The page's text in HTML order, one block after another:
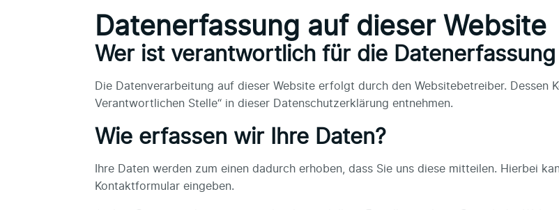
Datenerfassung auf dieser Website
Wer ist verantwortlich für die
Die Datenverarbeitung auf dieser Website erfolgt durch den Websitebetreiber. Dessen
Verantwortlichen Stelle“ in dieser Datenschutzerklärung entnehmen.
Wie erfassen wir Ihre Daten?
Ihre Daten werden zum einen dadurch erhoben, dass Sie uns diese mitteilen. Hierbei
Kontaktformular eingeben.